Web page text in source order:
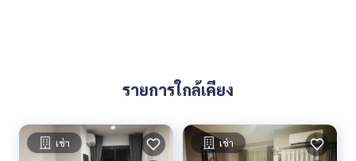
รายการใกล้เคียง
เช่า เช่า